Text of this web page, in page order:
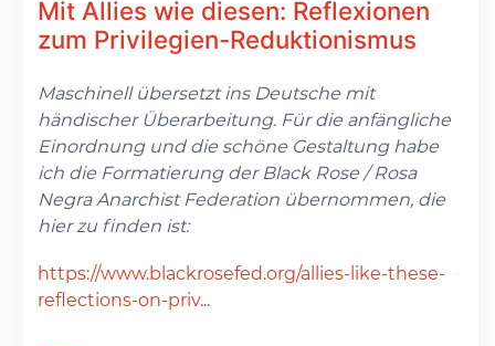
Mit Allies wie diesen: Reflexionen
zum Privilegien-Reduktionismus
Maschinell übersetzt ins Deutsche mit
händischer Überarbeitung. Für die anfängliche
Einordnung und die schöne Gestaltung habe
ich die Formatierung der Black Rose / Rosa
Negra Anarchist Federation übernommen, die
hier zu finden ist:
https://www.blackrosefed.org/allies-like-these-
reflections-on-priv...